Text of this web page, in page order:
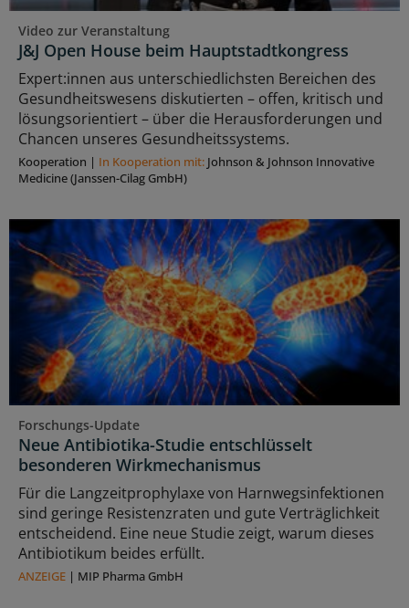
Video zur Veranstaltung
J&J Open House beim Hauptstadtkongress
Expert:innen aus unterschiedlichsten Bereichen des
Gesundheitswesens diskutierten – offen, kritisch und
lösungsorientiert – über die Herausforderungen und
Chancen unseres Gesundheitssystems.
Kooperation | In Kooperation mit: Johnson & Johnson Innovative
Medicine (Janssen-Cilag GmbH)
Forschungs-Update
Neue Antibiotika-Studie entschlüsselt
besonderen Wirkmechanismus
Für die Langzeitprophylaxe von Harnwegsinfektionen
sind geringe Resistenzraten und gute Verträglichkeit
entscheidend. Eine neue Studie zeigt, warum dieses
Antibiotikum beides erfüllt.
ANZEIGE | MIP Pharma GmbH